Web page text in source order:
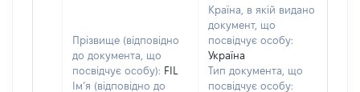
Прізвище (відповідно
до документа, що
посвідчує особу): FIL
Ім’я (відповідно до
Країна, в якій видано
документ, що
посвідчує особу:
Україна
Тип документа, що
посвідчує особу: